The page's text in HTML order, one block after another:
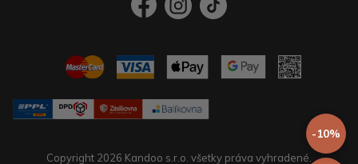
-10%
Copyright 2026 Kandoo s.r.o. všetky práva vyhradené.